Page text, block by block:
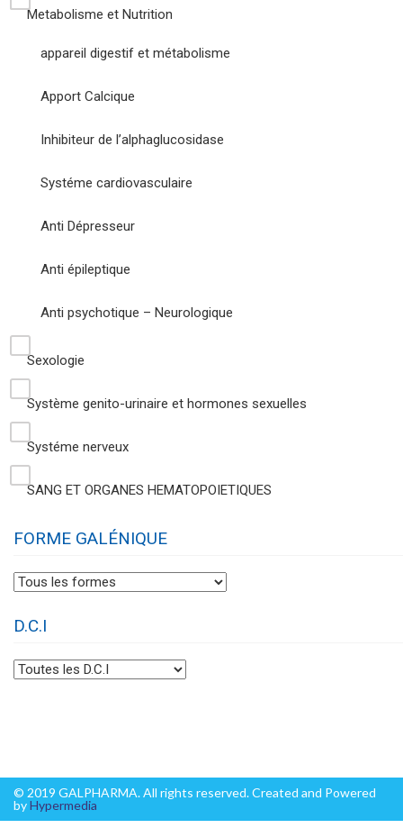
Metabolisme et Nutrition
appareil digestif et métabolisme
Apport Calcique
Inhibiteur de l’alphaglucosidase
Systéme cardiovasculaire
Anti Dépresseur
Anti épileptique
Anti psychotique – Neurologique
Sexologie
Système genito-urinaire et hormones sexuelles
Systéme nerveux
SANG ET ORGANES HEMATOPOIETIQUES
FORME GALÉNIQUE
D.C.I
© 2019 GALPHARMA. All rights reserved. Created and Powered
byHypermedia